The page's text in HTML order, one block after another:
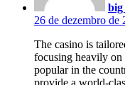
big
26 de dezembro de
The casino is
focusing heavily on
popular in the
provide a world-